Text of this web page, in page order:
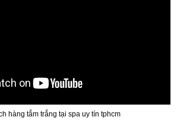
hàng tắm trắng tại spa uy tín tphcm